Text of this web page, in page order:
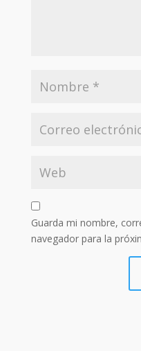
Guarda mi nombre,
navegador para la